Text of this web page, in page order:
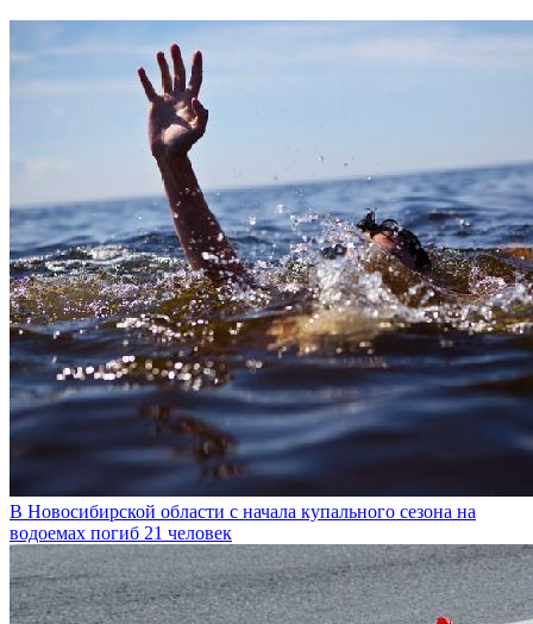
В Новосибирской области с начала купального сезона на
водоемах погиб 21 человек